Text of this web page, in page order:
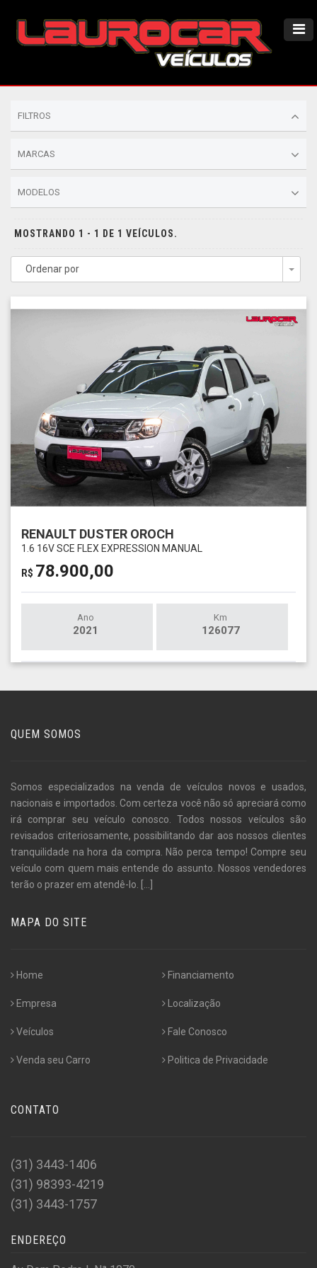
FILTROS
MARCAS
MODELOS
MOSTRANDO 1 - 1 DE 1 VEÍCULOS.
Ordenar por
RENAULT DUSTER OROCH
1.6 16V SCE FLEX EXPRESSION MANUAL
R$ 78.900,00
Ano
2021
Km
126077
QUEM SOMOS
Somos especializados na venda de veículos novos e usados,
nacionais e importados. Com certeza você não só apreciará como
irá comprar seu veículo conosco. Todos nossos veículos são
revisados criteriosamente, possibilitando dar aos nossos clientes
tranquilidade na hora da compra. Não perca tempo! Compre seu
veículo com quem mais entende do assunto. Nossos vendedores
terão o prazer em atendê-lo. [...]
MAPA DO SITE
Home
Empresa
Veículos
Venda seu Carro
Financiamento
Localização
Fale Conosco
Politica de Privacidade
CONTATO
(31) 3443-1406
(31) 98393-4219
(31) 3443-1757
ENDEREÇO